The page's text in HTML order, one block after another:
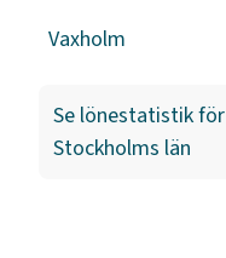
Vaxholm
Se lönestatistik för
Stockholms län